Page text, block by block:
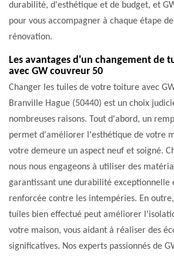
durabilité, d'esthétique et de budget, et
pour vous accompagner à chaque étape
rénovation.
Les avantages d'un changement de
avec GW couvreur 50
Changer les tuiles de votre toiture avec
Branville Hague (50440) est un choix
nombreuses raisons. Tout d'abord, un
permet d'améliorer l'esthétique de votre
votre demeure un aspect neuf et soigné.
nous nous engageons à utiliser des
garantissant une durabilité exceptionnelle
renforcée contre les intempéries. En
tuiles bien effectué peut améliorer
votre maison, vous aidant à réaliser des
significatives. Nos experts passionnés de